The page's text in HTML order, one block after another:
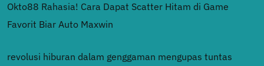
Okto88 Rahasia! Cara Dapat Scatter Hitam di Game
Favorit Biar Auto Maxwin
revolusi hiburan dalam genggaman mengupas tuntas